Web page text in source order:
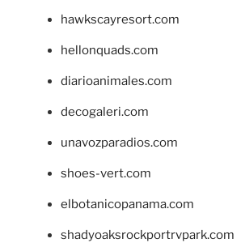
hawkscayresort.com
hellonquads.com
diarioanimales.com
decogaleri.com
unavozparadios.com
shoes-vert.com
elbotanicopanama.com
shadyoaksrockportrvpark.com